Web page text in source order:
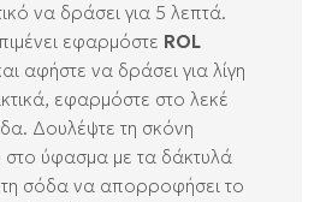
να δράσει για 5 λεπτά.
εφαρμόστε ROL
αφήστε να δράσει για λίγη
εφαρμόστε στο λεκέ
Δουλέψτε τη σκόνη
ύφασμα με τα δάκτυλά
σόδα να απορροφήσει το